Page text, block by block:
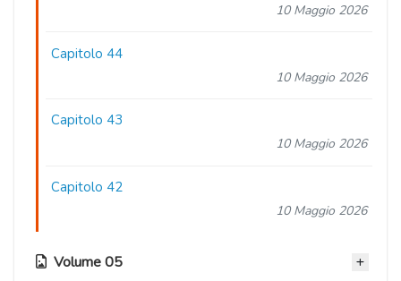
10 Maggio 2026
Capitolo 44
10 Maggio 2026
Capitolo 43
10 Maggio 2026
Capitolo 42
10 Maggio 2026
Volume 05